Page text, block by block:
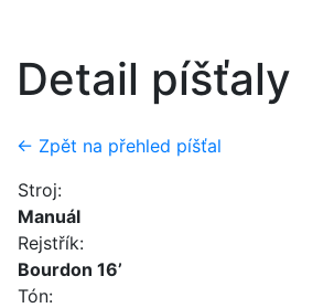
Detail píšťaly
← Zpět na přehled píšťal
Stroj:
Manuál
Rejstřík:
Bourdon 16’
Tón: